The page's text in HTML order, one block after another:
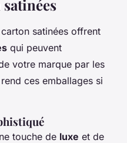
satinées offrent
qui peuvent
votre marque par les
ces emballages si
touche de luxe et de